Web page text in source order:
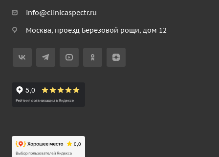
info@clinicaspectr.ru
Москва, проезд Березовой рощи, дом 12